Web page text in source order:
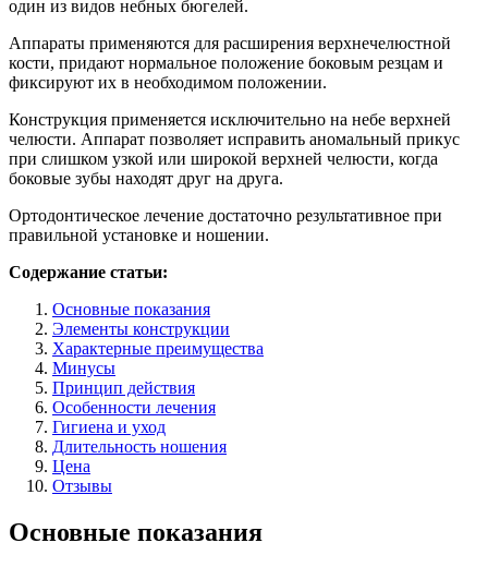
один из видов небных бюгелей.
Аппараты применяются для расширения верхнечелюстной
кости, придают нормальное положение боковым резцам и
фиксируют их в необходимом положении.
Конструкция применяется исключительно на небе верхней
челюсти. Аппарат позволяет исправить аномальный прикус
при слишком узкой или широкой верхней челюсти, когда
боковые зубы находят друг на друга.
Ортодонтическое лечение достаточно результативное при
правильной установке и ношении.
Содержание статьи:
Основные показания
Элементы конструкции
Характерные преимущества
Минусы
Принцип действия
Особенности лечения
Гигиена и уход
Длительность ношения
Цена
Отзывы
Основные показания